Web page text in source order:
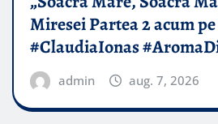
Miresei Partea 2 acum
#ClaudiaIonas
admin aug. 7, 2026